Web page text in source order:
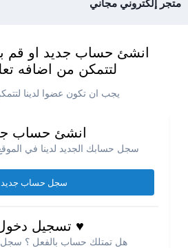
متجر إلكتروني مجاني
انشئ حساب جديد او قم
لتتمكن من اضافه
يجب ان تكون عضوا لدينا
انشئ حساب
سجل حسابك الجديد لدينا في
سجل حساب جديد
♥ تسجيل
هل تمتلك حساب بالفعل ؟ سجل